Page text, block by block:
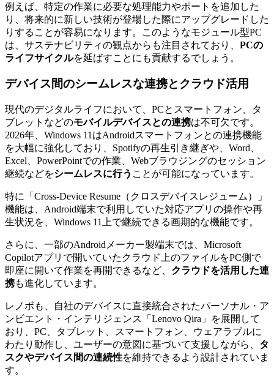
例えば、特定の作業に必要な処理能力やポートを追加した
り、将来的に新しい技術が登場した際にアップグレードした
りすることが容易になります。このようなモジュール型PC
は、サステナビリティの観点からも注目されており、 PCの
ライフサイクルを延ばすことにも貢献するでしょう。
デバイス間のシームレスな連携とクラウド活用
現代のデジタルライフにおいて、PCとスマートフォン、タ
ブレットなどのモバイルデバイスとの連携は不可欠です。
2026年、Windows 11はAndroidスマートフォンとの連携機能
を大幅に強化しており、Spotifyの再生引き継ぎや、Word、
Excel、PowerPointでの作業、Webブラウジングのセッション
継続などをシームレスに行う ことが可能になっています。
特に「Cross-Device Resume（クロスデバイスレジューム）」
機能は、Android端末で利用していた対応アプリの操作や再
生状況を、Windows 11上で継続できる画期的な機能です。
さらに、一部のAndroidメーカー製端末では、Microsoft
Copilotアプリで開いていたクラウド上のファイルをPC側で
即座に開いて作業を再開できるなど、 クラウドを活用した連
携も進化しています。
レノボも、自社のデバイスに直接統合されたパーソナル・ア
ンビエント・インテリジェンス「Lenovo Qira」を展開して
おり、PC、タブレット、スマートフォン、ウェアラブルに
わたり動作し、ユーザーの意図に基づいて支援しながら、 タ
スクやデバイス間の連続性を維持できるよう設計されていま
す。